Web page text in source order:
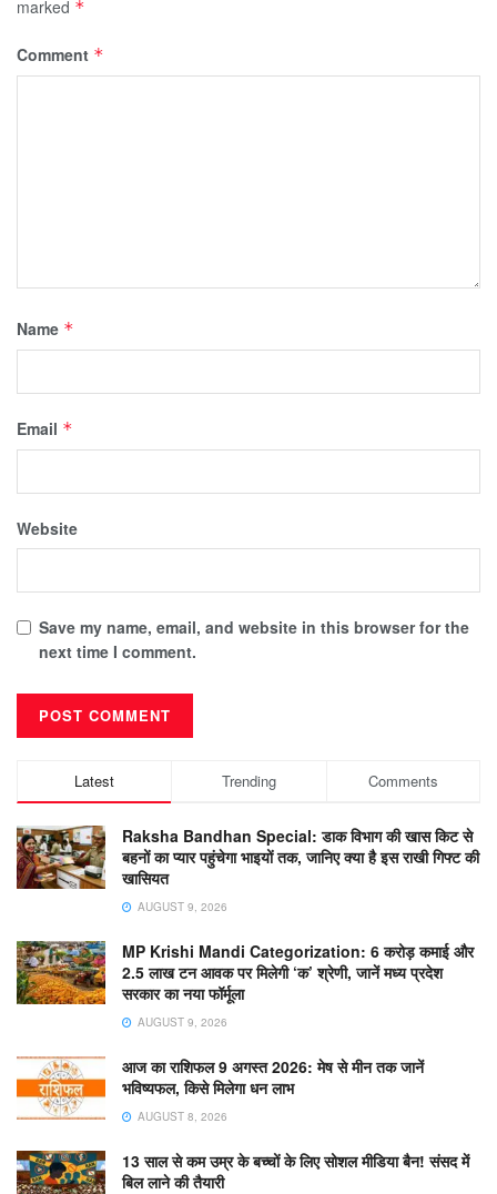
marked *
Comment *
Name *
Email *
Website
Save my name, email, and website in this browser for the
next time I comment.
Latest Trending Comments
Raksha Bandhan Special: डाक विभाग की खास किट से
बहनों का प्यार पहुंचेगा भाइयों तक, जानिए क्या है इस राखी गिफ्ट की
खासियत
AUGUST 9, 2026
MP Krishi Mandi Categorization: 6 करोड़ कमाई और
2.5 लाख टन आवक पर मिलेगी ‘क’ श्रेणी, जानें मध्य प्रदेश
सरकार का नया फॉर्मूला
AUGUST 9, 2026
आज का राशिफल 9 अगस्त 2026: मेष से मीन तक जानें
भविष्यफल, किसे मिलेगा धन लाभ
AUGUST 8, 2026
13 साल से कम उम्र के बच्चों के लिए सोशल मीडिया बैन! संसद में
बिल लाने की तैयारी